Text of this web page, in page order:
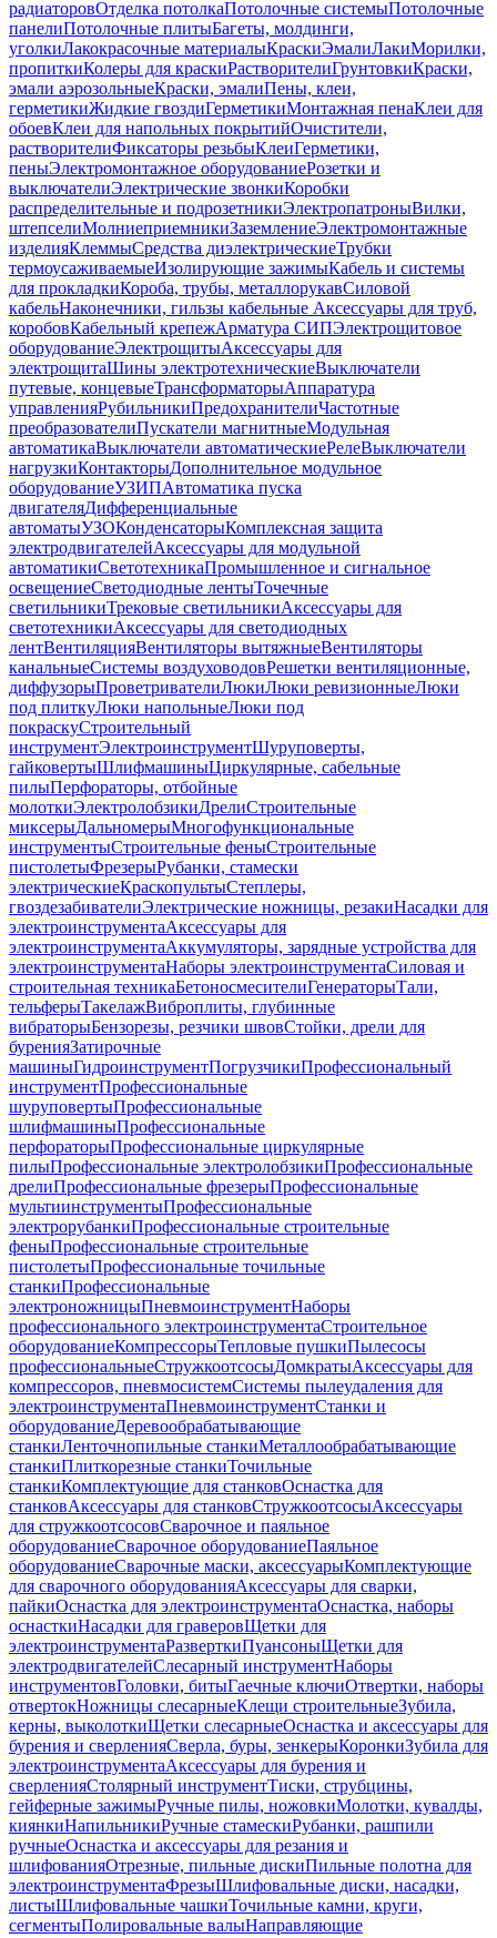
радиаторовОтделка потолкаПотолочные системыПотолочные
панелиПотолочные плитыБагеты, молдинги,
уголкиЛакокрасочные материалыКраскиЭмалиЛакиМорилки,
пропиткиКолеры для краскиРастворителиГрунтовкиКраски,
эмали аэрозольныеКраски, эмалиПены, клеи,
герметикиЖидкие гвоздиГерметикиМонтажная пенаКлеи для
обоевКлеи для напольных покрытийОчистители,
растворителиФиксаторы резьбыКлеиГерметики,
пеныЭлектромонтажное оборудованиеРозетки и
выключателиЭлектрические звонкиКоробки
распределительные и подрозетникиЭлектропатроныВилки,
штепселиМолниеприемникиЗаземлениеЭлектромонтажные
изделияКлеммыСредства диэлектрическиеТрубки
термоусаживаемыеИзолирующие зажимыКабель и системы
для прокладкиКороба, трубы, металлорукавСиловой
кабельНаконечники, гильзы кабельные Аксессуары для труб,
коробовКабельный крепежАрматура СИПЭлектрощитовое
оборудованиеЭлектрощитыАксессуары для
электрощитаШины электротехническиеВыключатели
путевые, концевыеТрансформаторыАппаратура
управленияРубильникиПредохранителиЧастотные
преобразователиПускатели магнитныеМодульная
автоматикаВыключатели автоматическиеРелеВыключатели
нагрузкиКонтакторыДополнительное модульное
оборудованиеУЗИПАвтоматика пуска
двигателяДифференциальные
автоматыУЗОКонденсаторыКомплексная защита
электродвигателейАксессуары для модульной
автоматикиСветотехникаПромышленное и сигнальное
освещениеСветодиодные лентыТочечные
светильникиТрековые светильникиАксессуары для
светотехникиАксессуары для светодиодных
лентВентиляцияВентиляторы вытяжныеВентиляторы
канальныеСистемы воздуховодовРешетки вентиляционные,
диффузорыПроветривателиЛюкиЛюки ревизионныеЛюки
под плиткуЛюки напольныеЛюки под
покраскуСтроительный
инструментЭлектроинструментШуруповерты,
гайковертыШлифмашиныЦиркулярные, сабельные
пилыПерфораторы, отбойные
молоткиЭлектролобзикиДрелиСтроительные
миксерыДальномерыМногофункциональные
инструментыСтроительные феныСтроительные
пистолетыФрезерыРубанки, стамески
электрическиеКраскопультыСтеплеры,
гвоздезабивателиЭлектрические ножницы, резакиНасадки для
электроинструментаАксессуары для
электроинструментаАккумуляторы, зарядные устройства для
электроинструментаНаборы электроинструментаСиловая и
строительная техникаБетоносмесителиГенераторыТали,
тельферыТакелажВиброплиты, глубинные
вибраторыБензорезы, резчики швовСтойки, дрели для
буренияЗатирочные
машиныГидроинструментПогрузчикиПрофессиональный
инструментПрофессиональные
шуруповертыПрофессиональные
шлифмашиныПрофессиональные
перфораторыПрофессиональные циркулярные
пилыПрофессиональные электролобзикиПрофессиональные
дрелиПрофессиональные фрезерыПрофессиональные
мультиинструментыПрофессиональные
электрорубанкиПрофессиональные строительные
феныПрофессиональные строительные
пистолетыПрофессиональные точильные
станкиПрофессиональные
электроножницыПневмоинструментНаборы
профессионального электроинструментаСтроительное
оборудованиеКомпрессорыТепловые пушкиПылесосы
профессиональныеСтружкоотсосыДомкратыАксессуары для
компрессоров, пневмосистемСистемы пылеудаления для
электроинструментаПневмоинструментСтанки и
оборудованиеДеревообрабатывающие
станкиЛенточнопильные станкиМеталлообрабатывающие
станкиПлиткорезные станкиТочильные
станкиКомплектующие для станковОснастка для
станковАксессуары для станковСтружкоотсосыАксессуары
для стружкоотсосовСварочное и паяльное
оборудованиеСварочное оборудованиеПаяльное
оборудованиеСварочные маски, аксессуарыКомплектующие
для сварочного оборудованияАксессуары для сварки,
пайкиОснастка для электроинструментаОснастка, наборы
оснасткиНасадки для граверовЩетки для
электроинструментаРазверткиПуансоныЩетки для
электродвигателейСлесарный инструментНаборы
инструментовГоловки, битыГаечные ключиОтвертки, наборы
отвертокНожницы слесарныеКлещи строительныеЗубила,
керны, выколоткиЩетки слесарныеОснастка и аксессуары для
бурения и сверленияСверла, буры, зенкерыКоронкиЗубила для
электроинструментаАксессуары для бурения и
сверленияСтолярный инструментТиски, струбцины,
гейферные зажимыРучные пилы, ножовкиМолотки, кувалды,
киянкиНапильникиРучные стамескиРубанки, рашпили
ручныеОснастка и аксессуары для резания и
шлифованияОтрезные, пильные дискиПильные полотна для
электроинструментаФрезыШлифовальные диски, насадки,
листыШлифовальные чашкиТочильные камни, круги,
сегментыПолировальные валыНаправляющие